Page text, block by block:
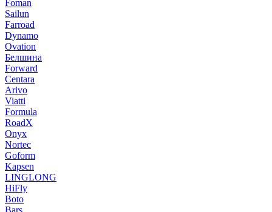
Foman
Sailun
Farroad
Dynamo
Ovation
Белшина
Forward
Centara
Arivo
Viatti
Formula
RoadX
Onyx
Nortec
Goform
Kapsen
LINGLONG
HiFly
Boto
Bars